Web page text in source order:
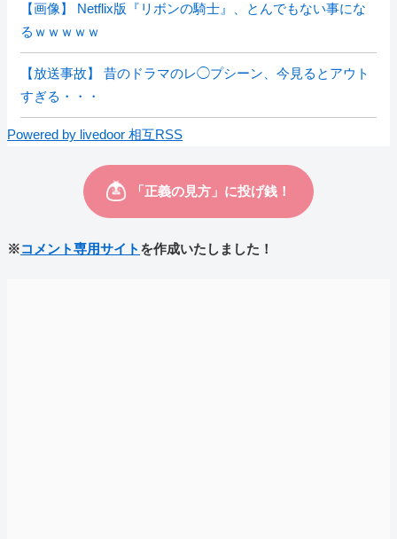
【画像】 Netflix版『リボンの騎士』、とんでもない事にな
るｗｗｗｗｗ
【放送事故】 昔のドラマのレ◯プシーン、今見るとアウト
すぎる・・・
Powered by livedoor 相互RSS
※コメント専用サイト を作成いたしました！